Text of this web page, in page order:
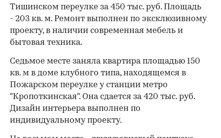
Тишинском переулке за 450 тыс. руб. Площадь
- 203 кв. м. Ремонт выполнен по эксклюзивному
проекту, в наличии современная мебель и
бытовая техника.
Седьмое месте заняла квартира площадью 150
кв. м в доме клубного типа, находящемся в
Пожарском переулке у станции метро
"Кропоткинская". Она сдается за 420 тыс. руб.
Дизайн интерьера выполнен по
индивидуальному проекту.